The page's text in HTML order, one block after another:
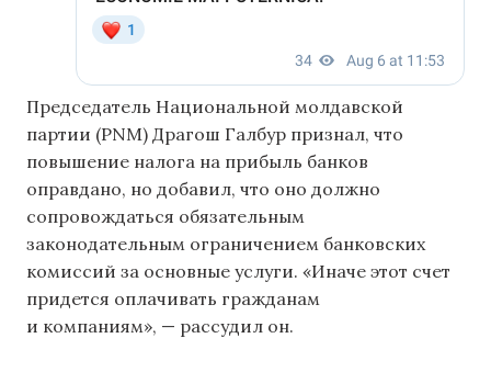
Председатель Национальной молдавской
партии (PNM) Драгош Галбур признал, что
повышение налога на прибыль банков
оправдано, но добавил, что оно должно
сопровождаться обязательным
законодательным ограничением банковских
комиссий за основные услуги. «Иначе этот счет
придется оплачивать гражданам
и компаниям», — рассудил он.